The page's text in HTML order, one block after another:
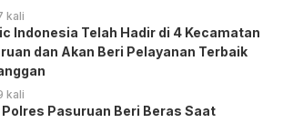
kali
Indonesia Telah Hadir di 4 Kecamatan
dan Akan Beri Pelayanan Terbaik
kali
Pasuruan Beri Beras Saat